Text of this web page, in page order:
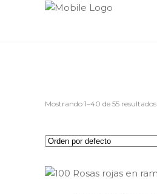
Mostrando 1–40 de 55 resultados